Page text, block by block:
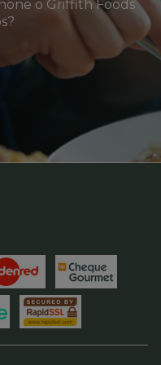
o Griffith Foods